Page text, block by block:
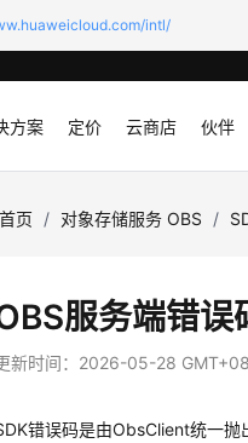
intl/
方案 定价 云商店 伙伴
页 / 对象存储服务 OBS /
服务端错误
新时间： 2026-05-28
错误码是由ObsClient统一